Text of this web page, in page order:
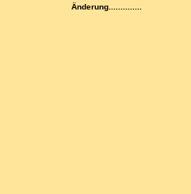
Änderung..............